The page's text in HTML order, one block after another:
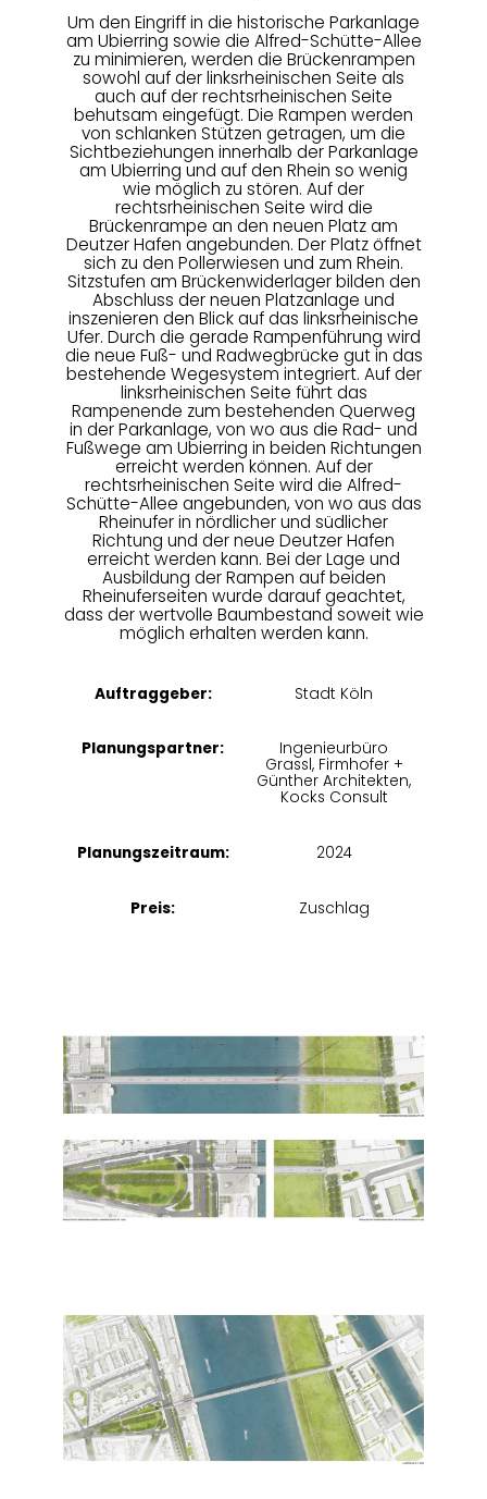
Um den Eingriff in die historische Parkanlage
am Ubierring sowie die Alfred-Schütte-Allee
zu minimieren, werden die Brückenrampen
sowohl auf der linksrheinischen Seite als
auch auf der rechtsrheinischen Seite
behutsam eingefügt. Die Rampen werden
von schlanken Stützen getragen, um die
Sichtbeziehungen innerhalb der Parkanlage
am Ubierring und auf den Rhein so wenig
wie möglich zu stören. Auf der
rechtsrheinischen Seite wird die
Brückenrampe an den neuen Platz am
Deutzer Hafen angebunden. Der Platz öffnet
sich zu den Pollerwiesen und zum Rhein.
Sitzstufen am Brückenwiderlager bilden den
Abschluss der neuen Platzanlage und
inszenieren den Blick auf das linksrheinische
Ufer. Durch die gerade Rampenführung wird
die neue Fuß- und Radwegbrücke gut in das
bestehende Wegesystem integriert. Auf der
linksrheinischen Seite führt das
Rampenende zum bestehenden Querweg
in der Parkanlage, von wo aus die Rad- und
Fußwege am Ubierring in beiden Richtungen
erreicht werden können. Auf der
rechtsrheinischen Seite wird die Alfred-
Schütte-Allee angebunden, von wo aus das
Rheinufer in nördlicher und südlicher
Richtung und der neue Deutzer Hafen
erreicht werden kann. Bei der Lage und
Ausbildung der Rampen auf beiden
Rheinuferseiten wurde darauf geachtet,
dass der wertvolle Baumbestand soweit wie
möglich erhalten werden kann.
Auftraggeber:
Planungspartner:
Planungszeitraum:
Preis:
Stadt Köln
Ingenieurbüro
Grassl, Firmhofer +
Günther Architekten,
Kocks Consult
2024
Zuschlag